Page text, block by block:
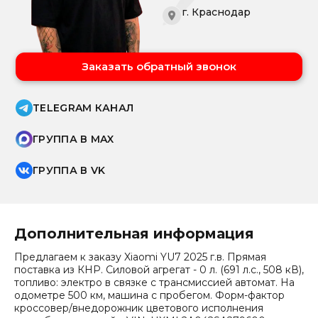
г. Краснодар
Заказать обратный звонок
TELEGRAM КАНАЛ
ГРУППА В MAX
ГРУППА В VK
Дополнительная информация
Предлагаем к заказу Xiaomi YU7 2025 г.в. Прямая
поставка из КНР. Силовой агрегат - 0 л. (691 л.с., 508 кВ),
топливо: электро в связке с трансмиссией автомат. На
одометре 500 км, машина с пробегом. Форм-фактор
кроссовер/внедорожник цветового исполнения